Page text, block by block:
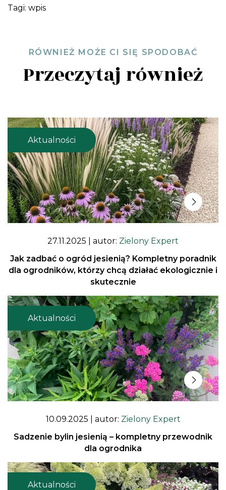
Tagi: wpis
RÓWNIEŻ MOŻE CI SIĘ SPODOBAĆ
Przeczytaj również
Aktualności
27.11.2025 | autor: Zielony Expert
Jak zadbać o ogród jesienią? Kompletny poradnik
dla ogrodników, którzy chcą działać ekologicznie i
skutecznie
Aktualności
10.09.2025 | autor: Zielony Expert
Sadzenie bylin jesienią – kompletny przewodnik
dla ogrodnika
Aktualności